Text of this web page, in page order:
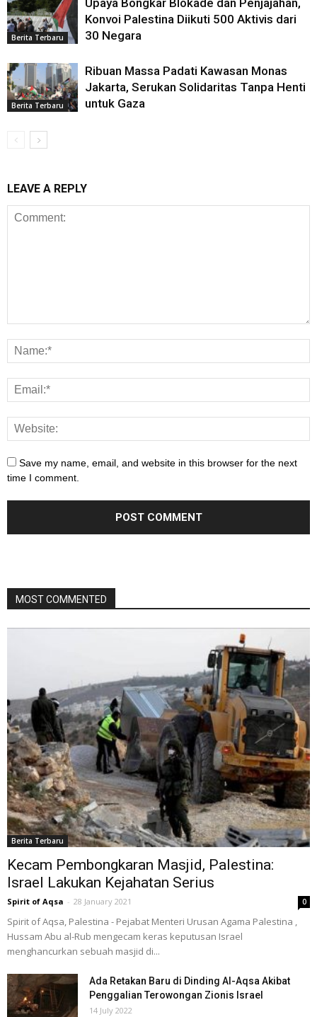
Berita Terbaru
Upaya Bongkar Blokade dan Penjajahan,
Konvoi Palestina Diikuti 500 Aktivis dari
30 Negara
Berita Terbaru
Ribuan Massa Padati Kawasan Monas
Jakarta, Serukan Solidaritas Tanpa Henti
untuk Gaza
LEAVE A REPLY
Save my name, email, and website in this browser for the next
time I comment.
MOST COMMENTED
Berita Terbaru
Kecam Pembongkaran Masjid, Palestina:
Israel Lakukan Kejahatan Serius
Spirit of Aqsa - 28 January 2021 0
Spirit of Aqsa, Palestina - Pejabat Menteri Urusan Agama Palestina ,
Hussam Abu al-Rub mengecam keras keputusan Israel
menghancurkan sebuah masjid di...
Ada Retakan Baru di Dinding Al-Aqsa Akibat
Penggalian Terowongan Zionis Israel
14 July 2022